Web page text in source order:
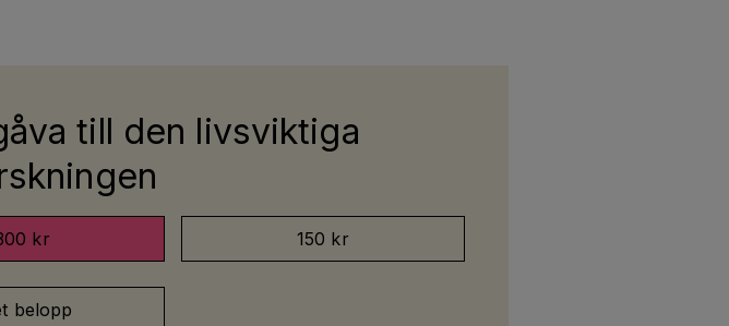
till den livsviktiga
kr 150 kr
belopp